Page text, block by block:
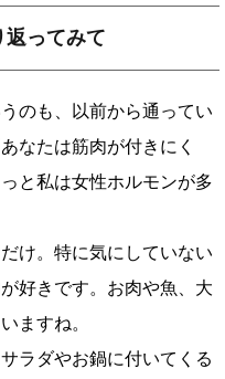
返ってみて
のも、以前から通ってい
なたは筋肉が付きにく
と私は女性ホルモンが多
け。特に気にしていない
好きです。お肉や魚、大
ますね。
ラダやお鍋に付いてくる